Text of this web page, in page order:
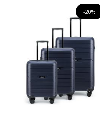
-20%